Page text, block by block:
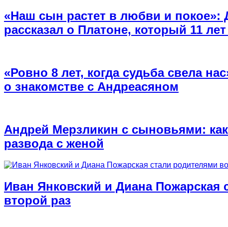
«Наш сын растет в любви и
рассказал о Платоне, который 11
«Ровно 8 лет, когда судьба свела
о знакомстве с Андреасяном
Андрей Мерзликин с сыновьями:
развода с женой
Иван Янковский и Диана Пожарская
второй раз